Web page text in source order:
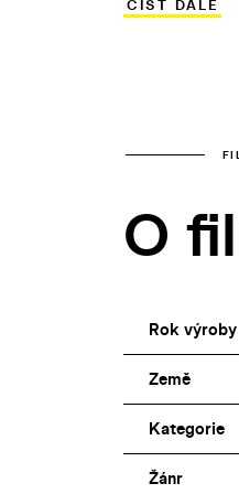
zahrála
ČÍST DÁLE
O
Rok výroby
Země
Kategorie
Žánr